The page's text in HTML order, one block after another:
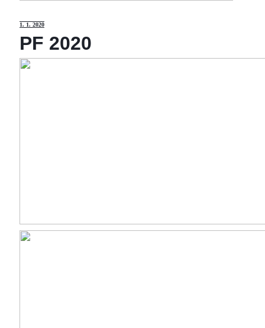
1. 1. 2020
PF 2020